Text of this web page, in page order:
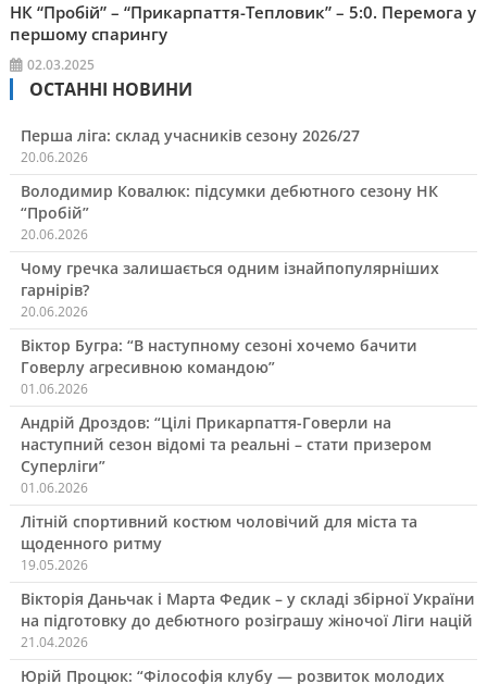
НК “Пробій” – “Прикарпаття-Тепловик” – 5:0. Перемога у
першому спарингу
02.03.2025
ОСТАННІ НОВИНИ
Перша ліга: склад учасників сезону 2026/27
20.06.2026
Володимир Ковалюк: підсумки дебютного сезону НК
“Пробій”
20.06.2026
Чому гречка залишається одним ізнайпопулярніших
гарнірів?
20.06.2026
Віктор Бугра: “В наступному сезоні хочемо бачити
Говерлу агресивною командою”
01.06.2026
Андрій Дроздов: “Цілі Прикарпаття-Говерли на
наступний сезон відомі та реальні – стати призером
Суперліги”
01.06.2026
Літній спортивний костюм чоловічий для міста та
щоденного ритму
19.05.2026
Вікторія Даньчак і Марта Федик – у складі збірної України
на підготовку до дебютного розіграшу жіночої Ліги націй
21.04.2026
Юрій Процюк: “Філософія клубу — розвиток молодих